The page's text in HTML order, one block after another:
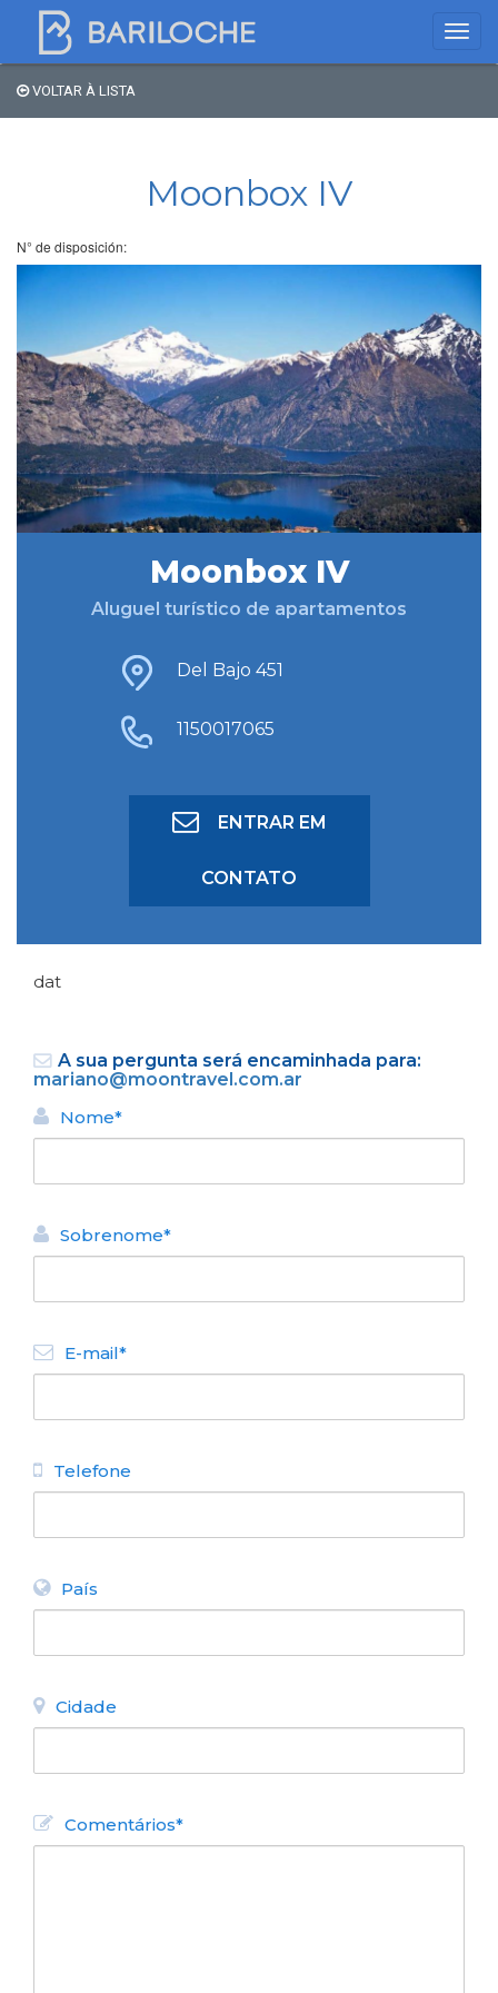
Bariloche
Tipo de hospedagem
Estrelas
Região
BUSCAR HOSPEDAGEM
APARTAMENTOS
VOLTAR
VOLTAR À LISTA
Moonbox IV
N° de disposición:
Moonbox IV
Aluguel turístico de apartamentos
Del Bajo 451
1150017065
ENTRAR EM
CONTATO
dat
A sua pergunta será encaminhada para:
mariano@moontravel.com.ar
Nome*
Sobrenome*
E-mail*
Telefone
País
Cidade
Comentários*